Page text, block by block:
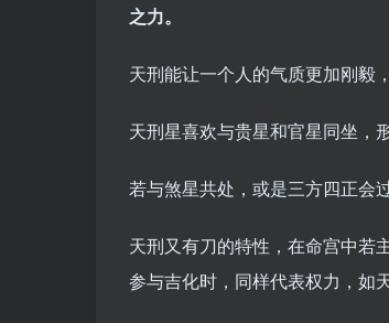
之力。
天刑能让一个人的气质更加刚毅
天刑星喜欢与贵星和官星同坐，
若与煞星共处，或是三方四正会
天刑又有刀的特性，在命宫中若
参与吉化时，同样代表权力，如